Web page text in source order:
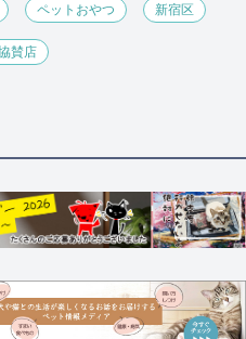
ペットおやつ 新宿区
賛店